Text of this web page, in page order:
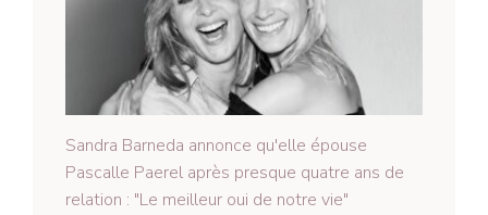
Sandra Barneda annonce qu'elle épouse
Pascalle Paerel après presque quatre ans de
relation : "Le meilleur oui de notre vie"